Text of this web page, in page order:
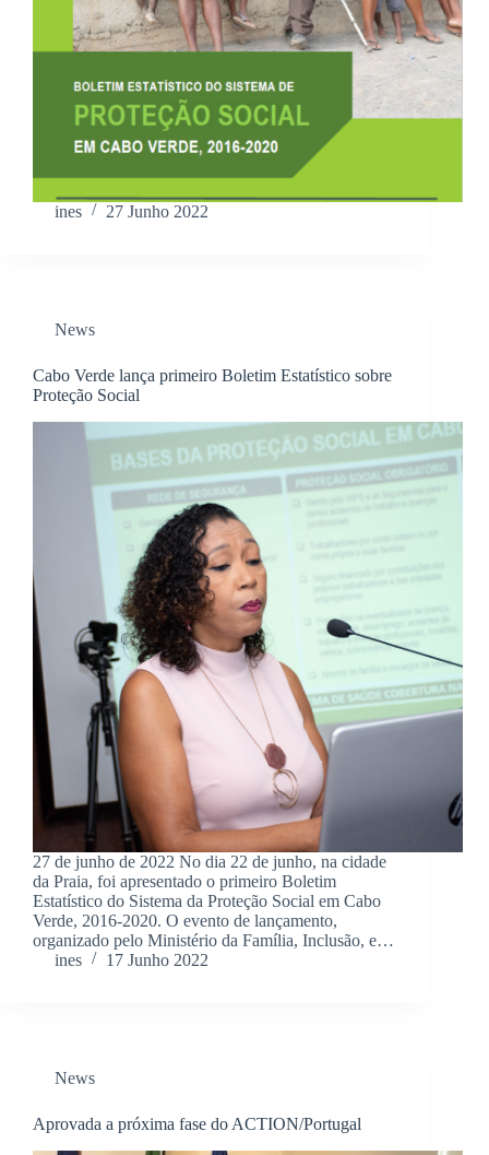
ines 27 Junho 2022
News
Cabo Verde lança primeiro Boletim Estatístico sobre
Proteção Social
27 de junho de 2022 No dia 22 de junho, na cidade
da Praia, foi apresentado o primeiro Boletim
Estatístico do Sistema da Proteção Social em Cabo
Verde, 2016-2020. O evento de lançamento,
organizado pelo Ministério da Família, Inclusão, e…
ines
17 Junho 2022
News
Aprovada a próxima fase do ACTION/Portugal